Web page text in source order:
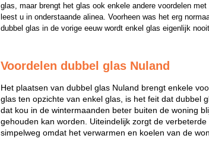
glas, maar brengt het glas ook enkele andere voordelen
leest u in onderstaande alinea. Voorheen was het erg
dubbel glas in de vorige eeuw wordt enkel glas eigenlijk
Voordelen dubbel glas Nuland
Het plaatsen van dubbel glas Nuland brengt enkele
glas ten opzichte van enkel glas, is het feit dat dubbel
dat kou in de wintermaanden beter buiten de woning
gehouden kan worden. Uiteindelijk zorgt de
simpelweg omdat het verwarmen en koelen van de